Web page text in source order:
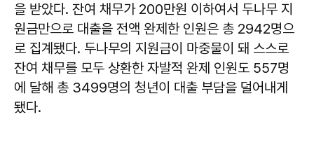
을 받았다. 잔여 채무가 200만원 이하여서 두나무 지
원금만으로 대출을 전액 완제한 인원은 총 2942명으
로 집계됐다. 두나무의 지원금이 마중물이 돼 스스로
잔여 채무를 모두 상환한 자발적 완제 인원도 557명
에 달해 총 3499명의 청년이 대출 부담을 덜어내게
됐다.